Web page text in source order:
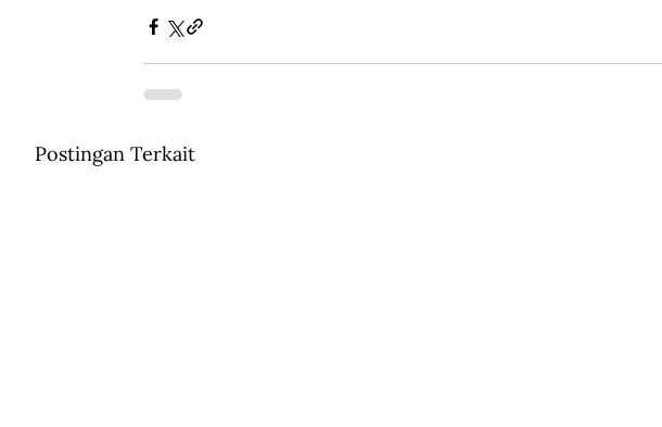
Postingan Terkait